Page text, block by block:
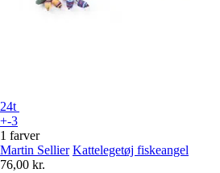
24t
+-3
1 farver
Martin Sellier Kattelegetøj fiskeangel
76,00 kr.